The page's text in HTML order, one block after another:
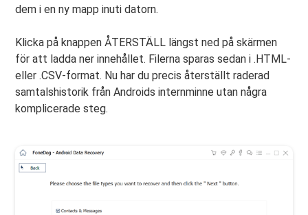
dem i en ny mapp inuti datorn.
Klicka på knappen ÅTERSTÄLL längst ned på skärmen
för att ladda ner innehållet. Filerna sparas sedan i .HTML-
eller .CSV-format. Nu har du precis återställt raderad
samtalshistorik från Androids internminne utan några
komplicerade steg.